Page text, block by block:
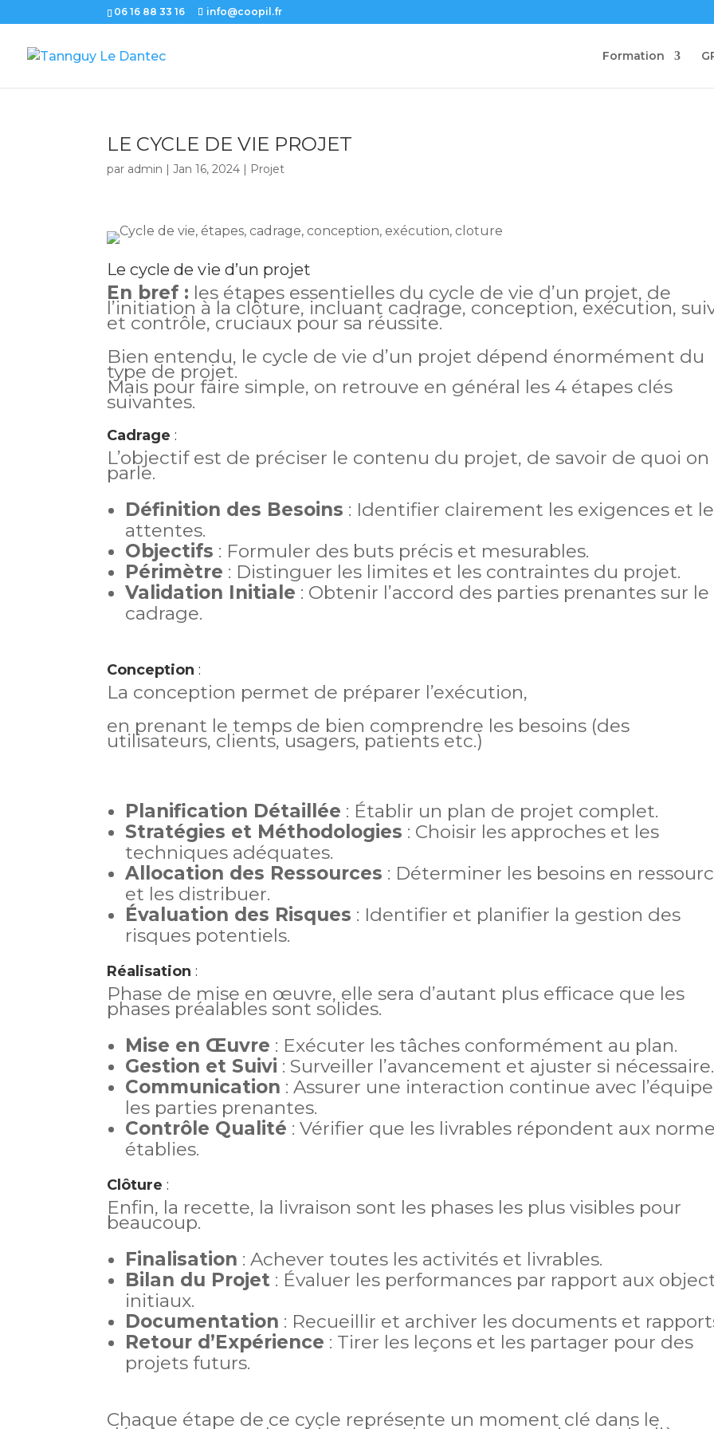
06 16 88 33 16 info@coopil.fr
Formation
LE CYCLE DE VIE PROJET
par admin |Jan 16, 2024 | Projet
Le cycle de vie d’un projet
En bref : les étapes essentielles du cycle de vie d’un projet, de
l’initiation à la clôture, incluant cadrage, conception, exécution,
et contrôle, cruciaux pour sa réussite.
Bien entendu, le cycle de vie d’un projet dépend énormément du
type de projet.
Mais pour faire simple, on retrouve en général les 4 étapes clés
suivantes.
Cadrage :
L’objectif est de préciser le contenu du projet, de savoir de quoi on
parle.
Définition des Besoins : Identifier clairement les exigences et
attentes.
Objectifs : Formuler des buts précis et mesurables.
Périmètre : Distinguer les limites et les contraintes du projet.
Validation Initiale : Obtenir l’accord des parties prenantes sur le
cadrage.
Conception :
La conception permet de préparer l’exécution,
en prenant le temps de bien comprendre les besoins (des
utilisateurs, clients, usagers, patients etc.)
Planification Détaillée : Établir un plan de projet complet.
Stratégies et Méthodologies : Choisir les approches et les
techniques adéquates.
Allocation des Ressources : Déterminer les besoins en
et les distribuer.
Évaluation des Risques : Identifier et planifier la gestion des
risques potentiels.
Réalisation :
Phase de mise en œuvre, elle sera d’autant plus efficace que les
phases préalables sont solides.
Mise en Œuvre : Exécuter les tâches conformément au plan.
Gestion et Suivi : Surveiller l’avancement et ajuster si nécessaire.
Communication : Assurer une interaction continue avec
les parties prenantes.
Contrôle Qualité : Vérifier que les livrables répondent aux
établies.
Clôture :
Enfin, la recette, la livraison sont les phases les plus visibles pour
beaucoup.
Finalisation : Achever toutes les activités et livrables.
Bilan du Projet : Évaluer les performances par rapport aux
initiaux.
Documentation : Recueillir et archiver les documents et
Retour d’Expérience : Tirer les leçons et les partager pour des
projets futurs.
Chaque étape de ce cycle représente un moment clé dans le